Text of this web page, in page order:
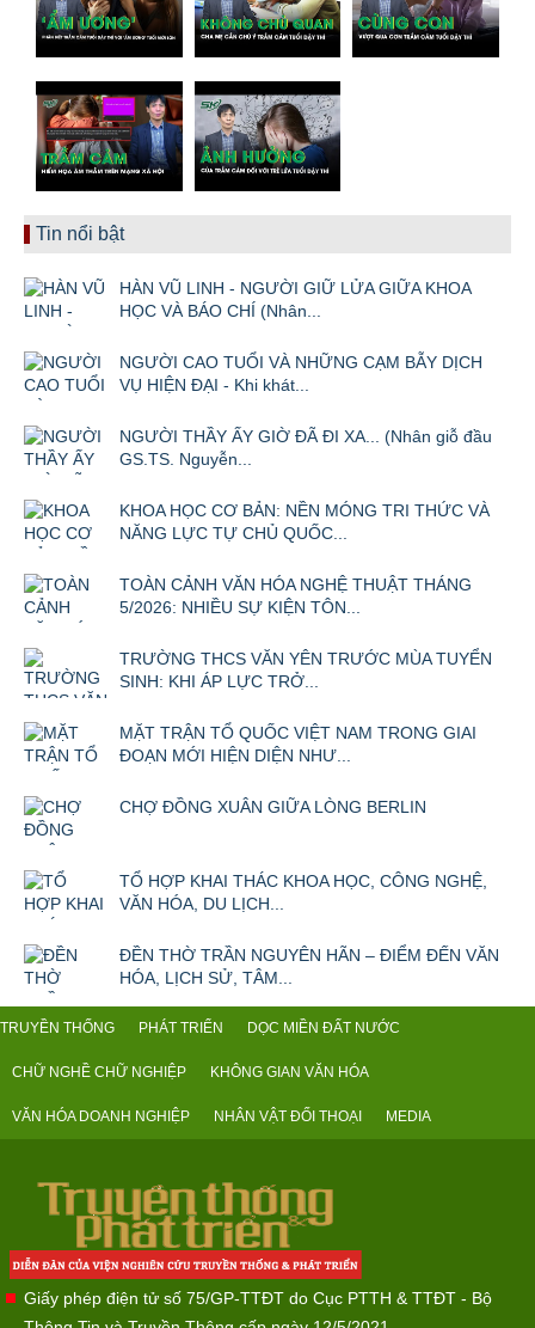
Tin nổi bật
HÀN VŨ LINH - NGƯỜI GIỮ LỬA GIỮA KHOA
HỌC VÀ BÁO CHÍ (Nhân...
NGƯỜI CAO TUỔI VÀ NHỮNG CẠM BẪY DỊCH
VỤ HIỆN ĐẠI - Khi khát...
NGƯỜI THẦY ẤY GIỜ ĐÃ ĐI XA... (Nhân giỗ đầu
GS.TS. Nguyễn...
KHOA HỌC CƠ BẢN: NỀN MÓNG TRI THỨC VÀ
NĂNG LỰC TỰ CHỦ QUỐC...
TOÀN CẢNH VĂN HÓA NGHỆ THUẬT THÁNG
5/2026: NHIỀU SỰ KIỆN TÔN...
TRƯỜNG THCS VĂN YÊN TRƯỚC MÙA TUYỂN
SINH: KHI ÁP LỰC TRỞ...
MẶT TRẬN TỔ QUỐC VIỆT NAM TRONG GIAI
ĐOẠN MỚI HIỆN DIỆN NHƯ...
CHỢ ĐỒNG XUÂN GIỮA LÒNG BERLIN
TỔ HỢP KHAI THÁC KHOA HỌC, CÔNG NGHỆ,
VĂN HÓA, DU LỊCH...
ĐỀN THỜ TRẦN NGUYÊN HÃN – ĐIỂM ĐẾN VĂN
HÓA, LỊCH SỬ, TÂM...
TRUYỀN THỐNG PHÁT TRIỂN DỌC MIỀN ĐẤT NƯỚC
CHỮ NGHỀ CHỮ NGHIỆP KHÔNG GIAN VĂN HÓA
VĂN HÓA DOANH NGHIỆP NHÂN VẬT ĐỐI THOẠI MEDIA
Giấy phép điện tử số 75/GP-TTĐT do Cục PTTH & TTĐT - Bộ